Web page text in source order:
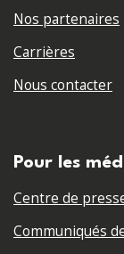
Nos partenaires
Carrières
Nous contacter
Pour les
Centre de
Communiqués